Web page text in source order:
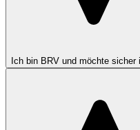
Ich bin BRV und möchte sicher